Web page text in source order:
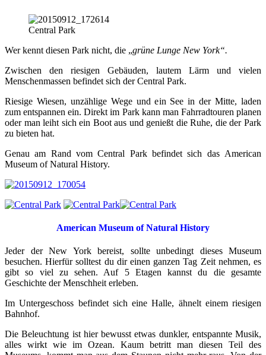
Central Park
Wer kennt diesen Park nicht, die „grüne Lunge New York“.
Zwischen den riesigen Gebäuden, lautem Lärm und vielen
Menschenmassen befindet sich der Central Park.
Riesige Wiesen, unzählige Wege und ein See in der Mitte, laden
zum entspannen ein. Direkt im Park kann man Fahrradtouren planen
oder man leiht sich ein Boot aus und genießt die Ruhe, die der Park
zu bieten hat.
Genau am Rand vom Central Park befindet sich das American
Museum of Natural History.
American Museum of Natural History
Jeder der New York bereist, sollte unbedingt dieses Museum
besuchen. Hierfür solltest du dir einen ganzen Tag Zeit nehmen, es
gibt so viel zu sehen. Auf 5 Etagen kannst du die gesamte
Geschichte der Menschheit erleben.
Im Untergeschoss befindet sich eine Halle, ähnelt einem riesigen
Bahnhof.
Die Beleuchtung ist hier bewusst etwas dunkler, entspannte Musik,
alles wirkt wie im Ozean. Kaum betritt man diesen Teil des